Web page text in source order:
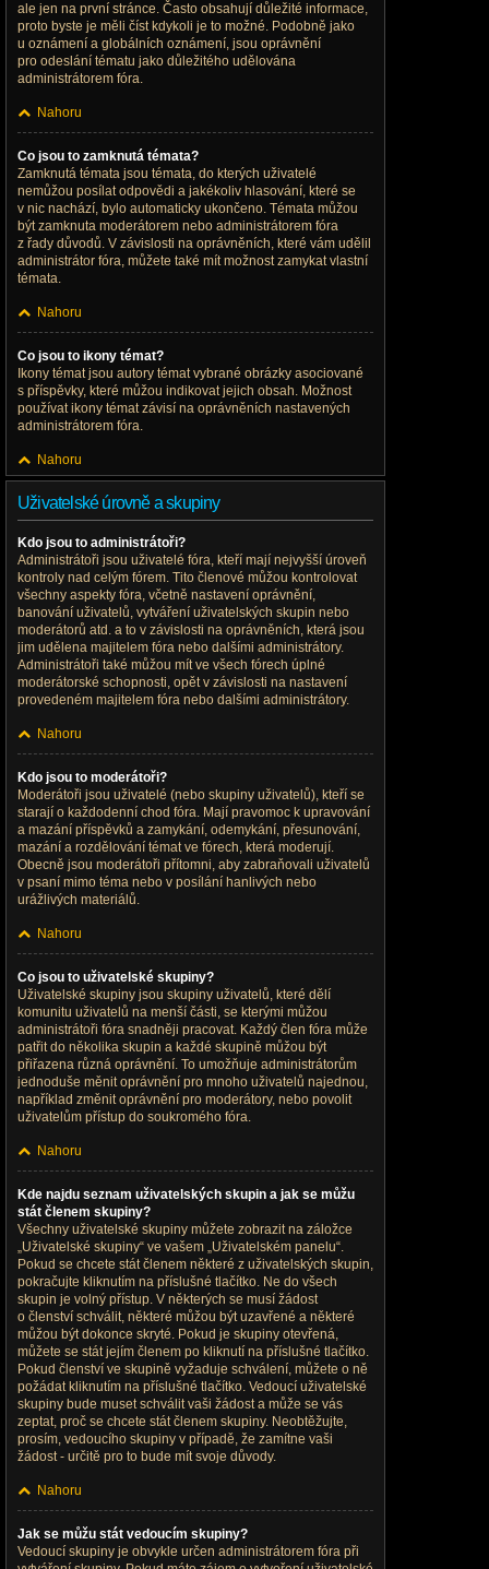
ale jen na první stránce. Často obsahují důležité informace,
proto byste je měli číst kdykoli je to možné. Podobně jako
u oznámení a globálních oznámení, jsou oprávnění
pro odeslání tématu jako důležitého udělována
administrátorem fóra.
Nahoru
Co jsou to zamknutá témata?
Zamknutá témata jsou témata, do kterých uživatelé
nemůžou posílat odpovědi a jakékoliv hlasování, které se
v nic nachází, bylo automaticky ukončeno. Témata můžou
být zamknuta moderátorem nebo administrátorem fóra
z řady důvodů. V závislosti na oprávněních, které vám udělil
administrátor fóra, můžete také mít možnost zamykat vlastní
témata.
Nahoru
Co jsou to ikony témat?
Ikony témat jsou autory témat vybrané obrázky asociované
s příspěvky, které můžou indikovat jejich obsah. Možnost
používat ikony témat závisí na oprávněních nastavených
administrátorem fóra.
Nahoru
Uživatelské úrovně a skupiny
Kdo jsou to administrátoři?
Administrátoři jsou uživatelé fóra, kteří mají nejvyšší úroveň
kontroly nad celým fórem. Tito členové můžou kontrolovat
všechny aspekty fóra, včetně nastavení oprávnění,
banování uživatelů, vytváření uživatelských skupin nebo
moderátorů atd. a to v závislosti na oprávněních, která jsou
jim udělena majitelem fóra nebo dalšími administrátory.
Administrátoři také můžou mít ve všech fórech úplné
moderátorské schopnosti, opět v závislosti na nastavení
provedeném majitelem fóra nebo dalšími administrátory.
Nahoru
Kdo jsou to moderátoři?
Moderátoři jsou uživatelé (nebo skupiny uživatelů), kteří se
starají o každodenní chod fóra. Mají pravomoc k upravování
a mazání příspěvků a zamykání, odemykání, přesunování,
mazání a rozdělování témat ve fórech, která moderují.
Obecně jsou moderátoři přítomni, aby zabraňovali uživatelů
v psaní mimo téma nebo v posílání hanlivých nebo
urážlivých materiálů.
Nahoru
Co jsou to uživatelské skupiny?
Uživatelské skupiny jsou skupiny uživatelů, které dělí
komunitu uživatelů na menší části, se kterými můžou
administrátoři fóra snadněji pracovat. Každý člen fóra může
patřit do několika skupin a každé skupině můžou být
přiřazena různá oprávnění. To umožňuje administrátorům
jednoduše měnit oprávnění pro mnoho uživatelů najednou,
například změnit oprávnění pro moderátory, nebo povolit
uživatelům přístup do soukromého fóra.
Nahoru
Kde najdu seznam uživatelských skupin a jak se můžu
stát členem skupiny?
Všechny uživatelské skupiny můžete zobrazit na záložce
„Uživatelské skupiny“ ve vašem „Uživatelském panelu“.
Pokud se chcete stát členem některé z uživatelských skupin,
pokračujte kliknutím na příslušné tlačítko. Ne do všech
skupin je volný přístup. V některých se musí žádost
o členství schválit, některé můžou být uzavřené a některé
můžou být dokonce skryté. Pokud je skupiny otevřená,
můžete se stát jejím členem po kliknutí na příslušné tlačítko.
Pokud členství ve skupině vyžaduje schválení, můžete o ně
požádat kliknutím na příslušné tlačítko. Vedoucí uživatelské
skupiny bude muset schválit vaši žádost a může se vás
zeptat, proč se chcete stát členem skupiny. Neobtěžujte,
prosím, vedoucího skupiny v případě, že zamítne vaši
žádost - určitě pro to bude mít svoje důvody.
Nahoru
Jak se můžu stát vedoucím skupiny?
Vedoucí skupiny je obvykle určen administrátorem fóra při